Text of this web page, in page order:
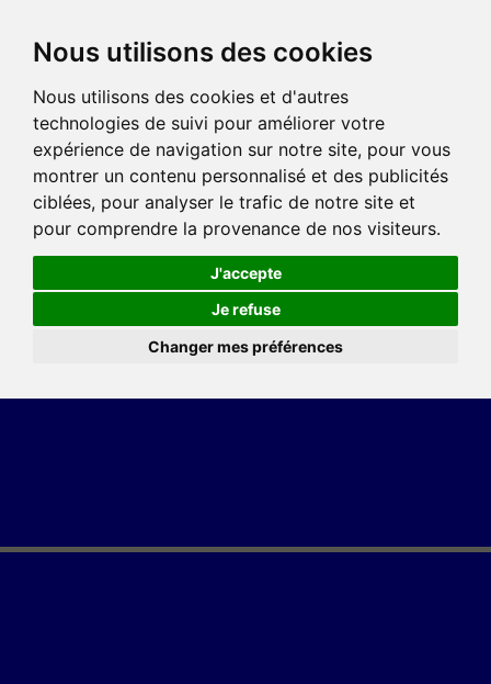
Nous utilisons des cookies
Nous utilisons des cookies et d'autres
technologies de suivi pour améliorer votre
expérience de navigation sur notre site, pour vous
montrer un contenu personnalisé et des publicités
ciblées, pour analyser le trafic de notre site et
pour comprendre la provenance de nos visiteurs.
J'accepte
Je refuse
Changer mes préférences